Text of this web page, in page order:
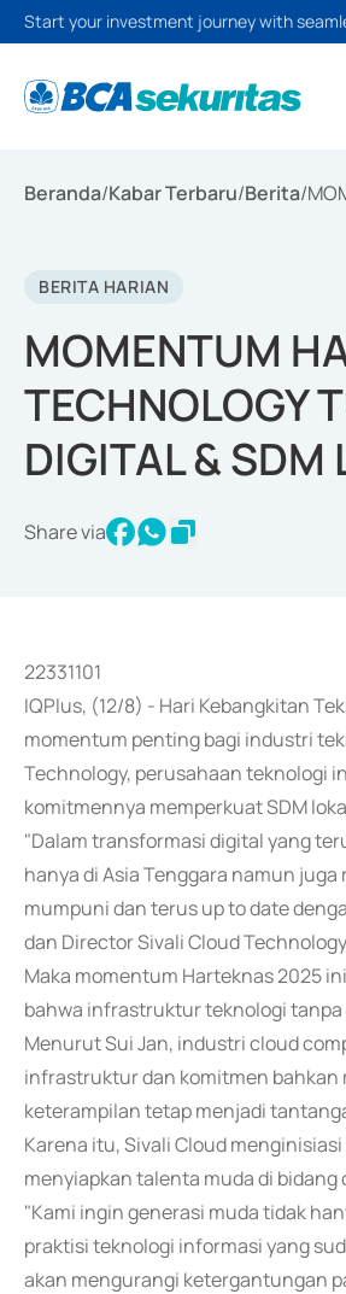
Start your investment journey with
Beranda/Kabar Terbaru/Berita/
BERITA HARIAN
MOMENTUM
TECHNOLOGY
DIGITAL & SDM
Share via
22331101
IQPlus, (12/8) - Hari Kebangkitan
momentum penting bagi industri
Technology, perusahaan teknologi
komitmennya memperkuat SDM
"Dalam transformasi digital yang
hanya di Asia Tenggara namun
mumpuni dan terus up to date
dan Director Sivali Cloud
Maka momentum Harteknas 2025
bahwa infrastruktur teknologi
Menurut Sui Jan, industri cloud
infrastruktur dan komitmen bahkan
keterampilan tetap menjadi
Karena itu, Sivali Cloud
menyiapkan talenta muda di
"Kami ingin generasi muda tidak
praktisi teknologi informasi yang
akan mengurangi ketergantungan